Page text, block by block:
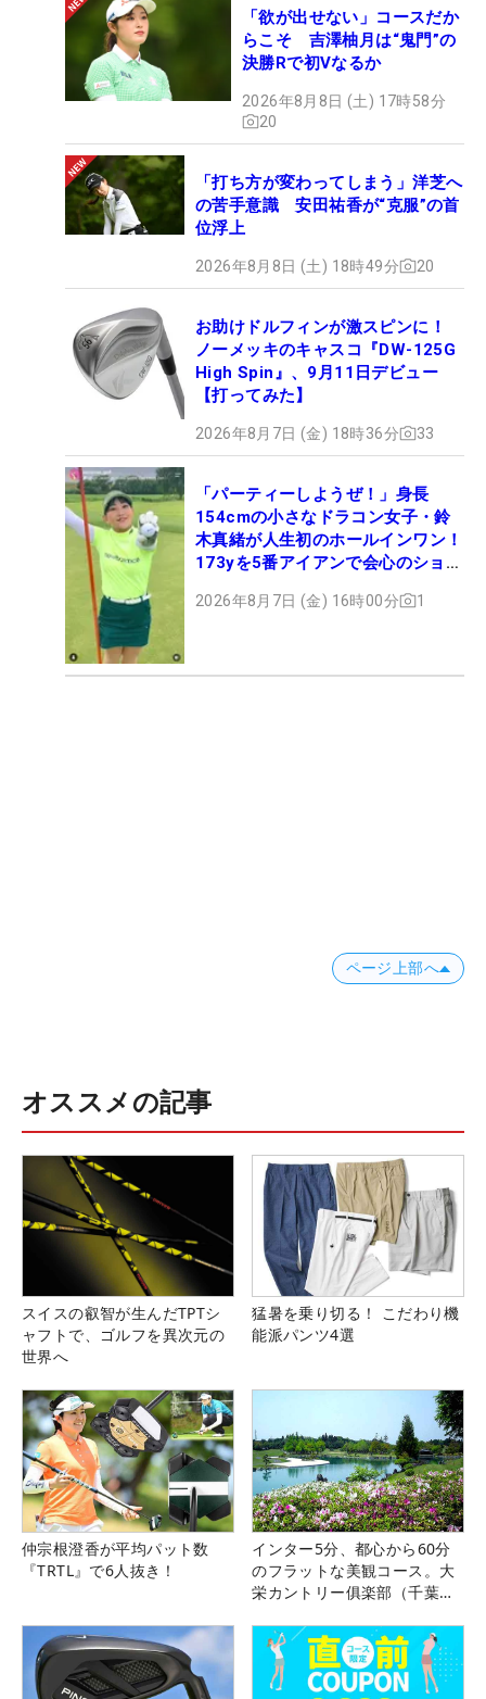
「欲が出せない」コースだか
らこそ 吉澤柚月は“鬼門”の
決勝Rで初Vなるか
2026年8月8日 (土) 17時58分
20
「打ち方が変わってしまう」洋芝へ
の苦手意識 安田祐香が“克服”の首
位浮上
2026年8月8日 (土) 18時49分 20
お助けドルフィンが激スピンに！
ノーメッキのキャスコ『DW-125G
High Spin』、9月11日デビュー
【打ってみた】
2026年8月7日 (金) 18時36分 33
「パーティーしようぜ！」身長
154cmの小さなドラコン女子・鈴
木真緒が人生初のホールインワン！
173yを5番アイアンで会心のショッ
2026年8月7日 (金) 16時00分 1
ページ上部へ
オススメの記事
スイスの叡智が生んだTPTシ
ャフトで、ゴルフを異次元の
世界へ
猛暑を乗り切る！ こだわり機
能派パンツ4選
仲宗根澄香が平均パット数
『TRTL』で6人抜き！
インター5分、都心から60分
のフラットな美観コース。大
栄カントリー俱楽部（千葉